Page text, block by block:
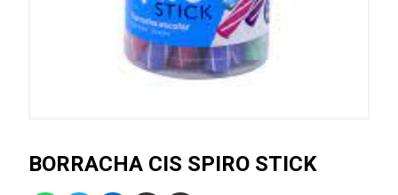
BORRACHA CIS SPIRO STICK